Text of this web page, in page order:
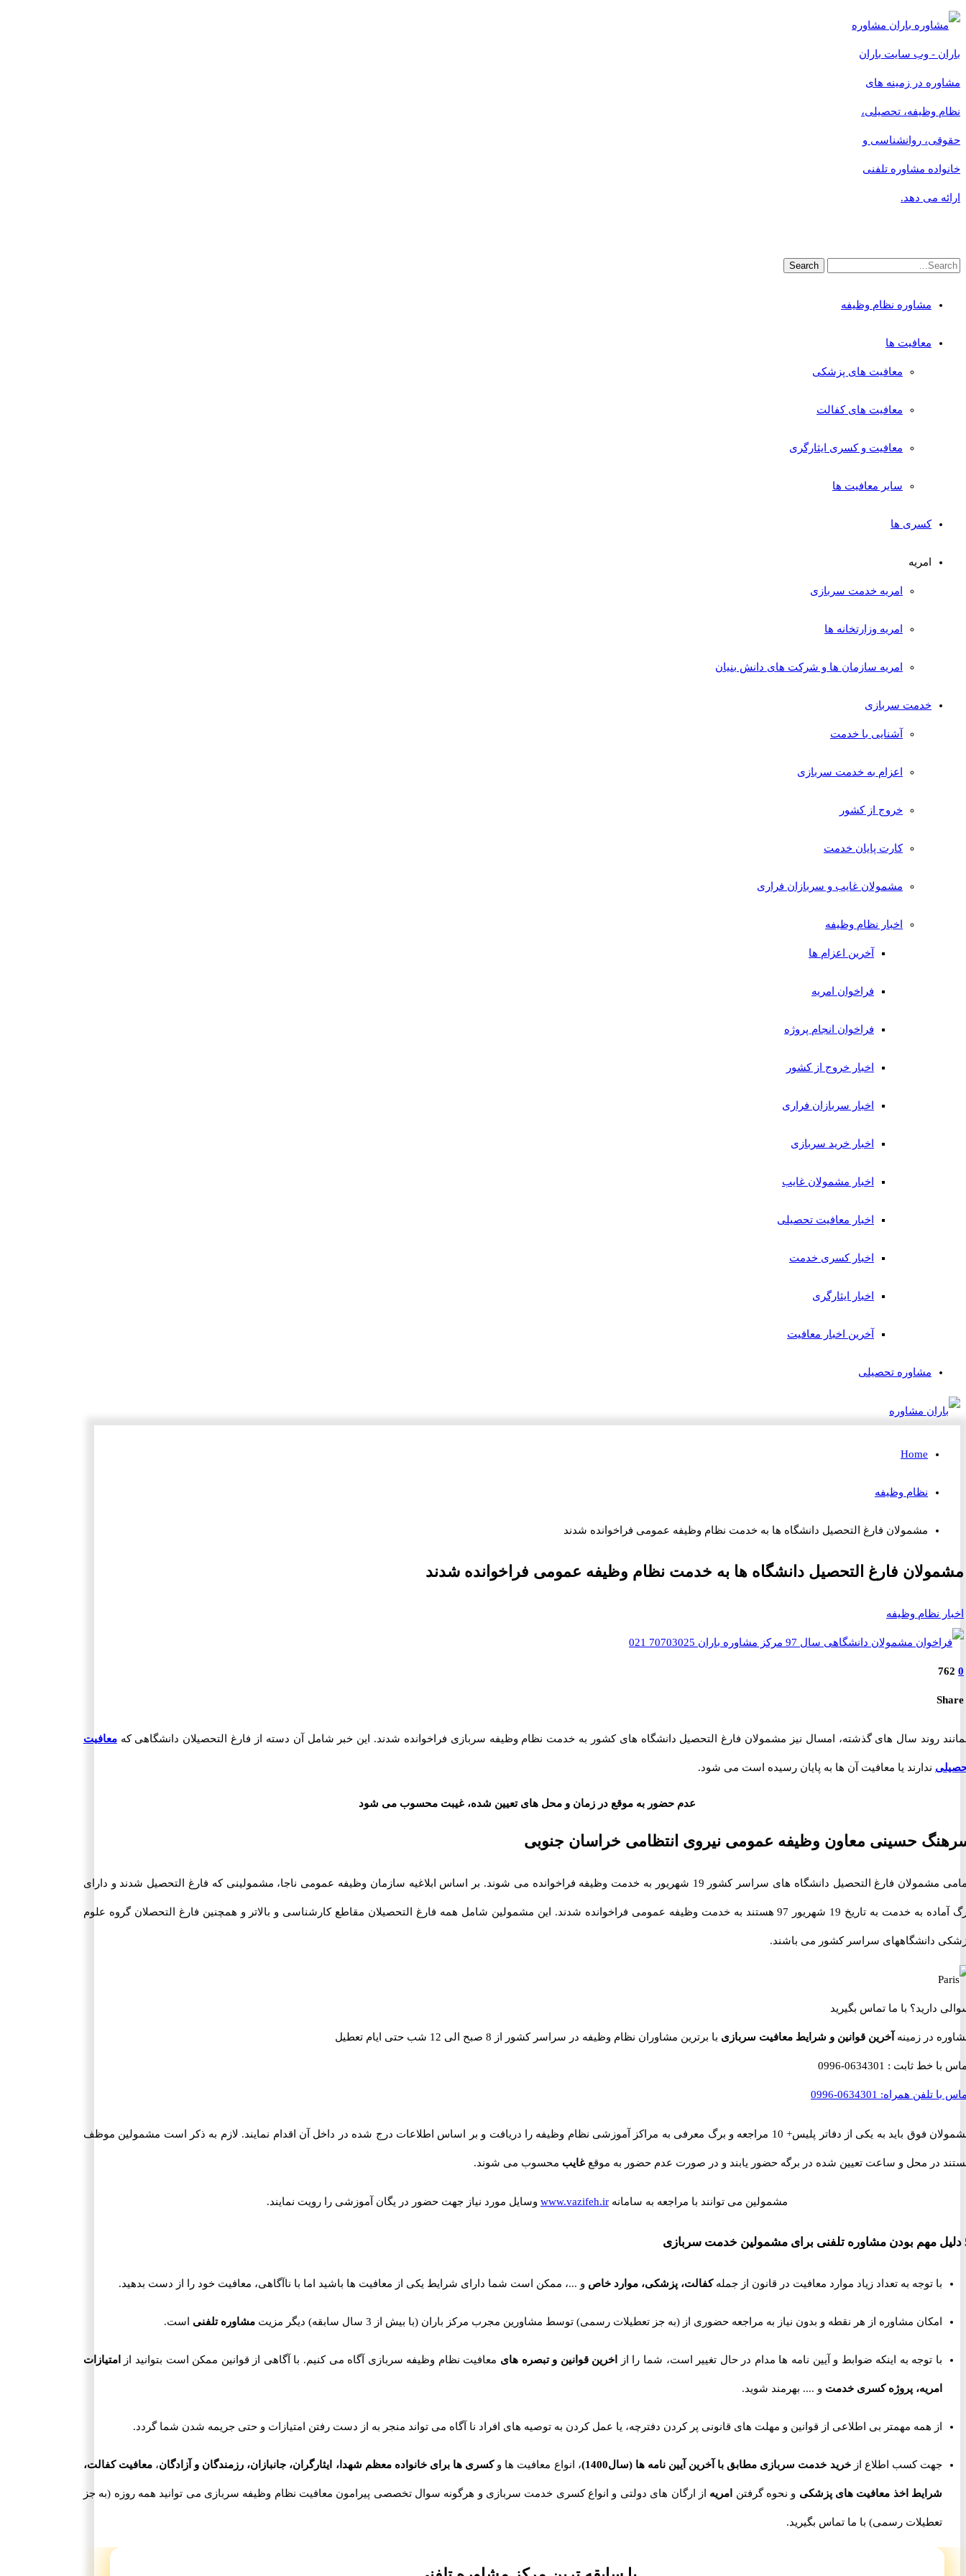
مشاوره
باران - وب سایت باران
مشاوره در زمینه های
نظام وظیفه، تحصیلی،
حقوقی، روانشناسی و
خانواده مشاوره تلفنی
ارائه می دهد.
مشاوره نظام وظیفه
معافیت ها
معافیت های پزشکی
معافیت های کفالت
معافیت و کسری ایثارگری
سایر معافیت ها
کسری ها
امریه
امریه خدمت سربازی
امریه وزارتخانه ها
امریه سازمان ها و شرکت های دانش بنیان
خدمت سربازی
آشنایی با خدمت
اعزام به خدمت سربازی
خروج از کشور
کارت پایان خدمت
مشمولان غایب و سربازان فراری
اخبار نظام وظیفه
آخرین اعزام ها
فراخوان امریه
فراخوان انجام پروژه
اخبار خروج از کشور
اخبار سربازان فراری
اخبار خرید سربازی
اخبار مشمولان غایب
اخبار معافیت تحصیلی
اخبار کسری خدمت
اخبار ایثارگری
آخرین اخبار معافیت
مشاوره تحصیلی
Home
نظام وظیفه
مشمولان فارغ التحصیل دانشگاه ها به خدمت نظام وظیفه عمومی فراخوانده شدند
مشمولان فارغ التحصیل دانشگاه ها به خدمت نظام وظیفه عمومی فراخوانده شدند
اخبار نظام وظیفه
0
762
Share
روند سال های گذشته، امسال نیز مشمولان فارغ التحصیل دانشگاه های کشور به خدمت نظام وظیفه سربازی فراخوانده شدند. این خبر شامل آن دسته از فارغ التحصیلان دانشگاهی کهمعافیت
ندارند یا معافیت آن ها به پایان رسیده است می شود.
عدم حضور به موقع در زمان و محل های تعیین شده، غیبت محسوب می شود
حسینی معاون وظیفه عمومی نیروی انتظامی خراسان جنوبی
تمامی مشمولان فارغ التحصیل دانشگاه های سراسر کشور 19 شهریور به خدمت وظیفه فراخوانده می شوند. بر اساس ابلاغیه سازمان وظیفه عمومی ناجا، مشمولینی که فارغ التحصیل شدند و دارای
برگ آماده به خدمت به تاریخ 19 شهریور 97 هستند به خدمت وظیفه عمومی فراخوانده شدند. این مشمولین شامل همه فارغ التحصیلان مقاطع کارشناسی و بالاتر و همچنین فارغ التحصلان گروه علوم
دانشگاههای سراسر کشور می باشند.
دارید؟ با ما تماس بگیرید
در زمینه آخرین قوانین و شرایط معافیت سربازی با برترین مشاوران نظام وظیفه در سراسر کشور از 8 صبح الی 12 شب حتی ایام تعطیل
با خط ثابت : 0634301-0996
با تلفن همراه: 0634301-0996
مشمولان فوق باید به یکی از دفاتر پلیس+ 10 مراجعه و برگ معرفی به مراکز آموزشی نظام وظیفه را دریافت و بر اساس اطلاعات درج شده در داخل آن اقدام نمایند. لازم به ذکر است مشمولین موظف
در محل و ساعت تعیین شده در برگه حضور یابند و در صورت عدم حضور به موقع غایب محسوب می شوند.
مشمولین می توانند با مراجعه به سامانهwww.vazifeh.ir وسایل مورد نیاز جهت حضور در یگان آموزشی را رویت نمایند.
سربازی
با توجه به تعداد زیاد موارد معافیت در قانون از جملهکفالت، پزشکی، موارد خاص و ...، ممکن است شما دارای شرایط یکی از معافیت ها باشید اما با ناآگاهی، معافیت خود را از دست بدهید.
امکان مشاوره از هر نقطه و بدون نیاز به مراجعه حضوری از (به جز تعطیلات رسمی) توسط مشاورین مجرب مرکز باران (با بیش از 3 سال سابقه) دیگر مزیت مشاوره تلفنی است.
با توجه به اینکه ضوابط و آیین نامه ها مدام در حال تغییر است، شما را از اخرین قوانین و تبصره های معافیت نظام وظیفه سربازی آگاه می کنیم. با آگاهی از قوانین ممکن است بتوانید از امتیازات
امریه، پروژه کسری خدمت و .... بهرمند شوید.
از همه مهمتر بی اطلاعی از قوانین و مهلت های قانونی پر کردن دفترچه، یا عمل کردن به توصیه های افراد نا آگاه می تواند منجر به از دست رفتن امتیازات و حتی جریمه شدن شما گردد.
جهت کسب اطلاع از خرید خدمت سربازی مطابق با آخرین آیین نامه ها (سال1400) ، انواع معافیت ها و کسری ها برای خانواده معظم شهدا، ایثارگران، جانبازان، رزمندگان و آزادگان،معافیت کفالت،
شرایط اخذ معافیت های پزشکی و نحوه گرفتن امریه از ارگان های دولتی و انواع کسری خدمت سربازی و هرگونه سوال تخصصی پیرامون معافیت نظام وظیفه سربازی می توانید همه روزه (به جز
تعطیلات رسمی) با ما تماس بگیرید.